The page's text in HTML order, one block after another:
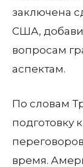
заключена
США,
вопросам
аспектам.
По словам
подготовку
время.